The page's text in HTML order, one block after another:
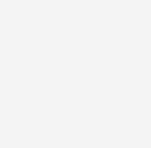
de calitate.